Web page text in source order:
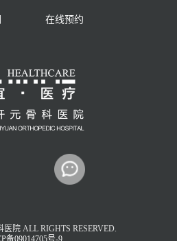
在线预约
院 ALL RIGHTS RESERVED.
备09014705号-9